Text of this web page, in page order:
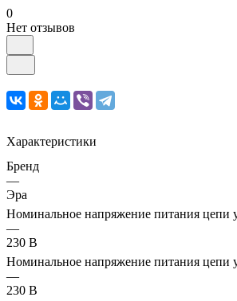
0
Нет отзывов
Характеристики
Бренд
—
Эра
Номинальное напряжение питания цепи
—
230 В
Номинальное напряжение питания цепи
—
230 В